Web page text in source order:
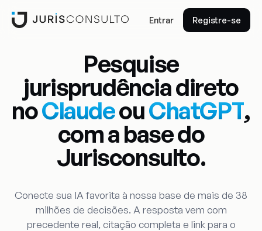
Entrar Registre-se
Pesquise
jurisprudência direto
noClaudeouChatGPT,
com a base do
Jurisconsulto.
Conecte sua IA favorita à nossa base de mais de 38
milhões de decisões. A resposta vem com
precedente real, citação completa e link para o